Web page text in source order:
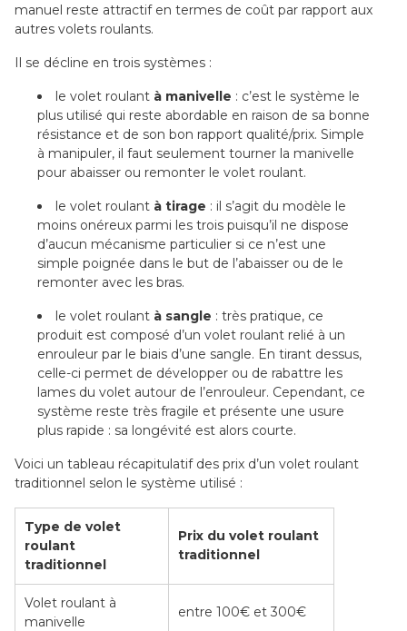
manuel reste attractif en termes de coût par rapport aux
autres volets roulants.
Il se décline en trois systèmes :
le volet roulant à manivelle : c’est le système le
plus utilisé qui reste abordable en raison de sa bonne
résistance et de son bon rapport qualité/prix. Simple
à manipuler, il faut seulement tourner la manivelle
pour abaisser ou remonter le volet roulant.
le volet roulant à tirage : il s’agit du modèle le
moins onéreux parmi les trois puisqu’il ne dispose
d’aucun mécanisme particulier si ce n’est une
simple poignée dans le but de l’abaisser ou de le
remonter avec les bras.
le volet roulant à sangle : très pratique, ce
produit est composé d’un volet roulant relié à un
enrouleur par le biais d’une sangle. En tirant dessus,
celle-ci permet de développer ou de rabattre les
lames du volet autour de l’enrouleur. Cependant, ce
système reste très fragile et présente une usure
plus rapide : sa longévité est alors courte.
Voici un tableau récapitulatif des prix d’un volet roulant
traditionnel selon le système utilisé :
Type de volet
roulant
traditionnel
Prix du volet roulant
traditionnel
Volet roulant à
manivelle
entre 100€ et 300€